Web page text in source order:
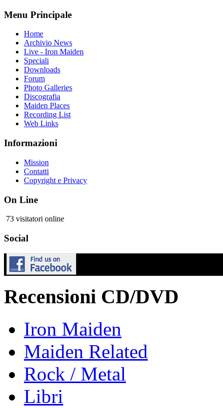
Menu Principale
Home
Archivio News
Live - Iron Maiden
Speciali
Downloads
Forum
Photo Galleries
Discografia
Maiden Places
Recording List
Web Links
Informazioni
Mission
Contatti
Copyright e Privacy
On Line
73 visitatori online
Social
Recensioni CD/DVD
Iron Maiden
Maiden Related
Rock / Metal
Libri